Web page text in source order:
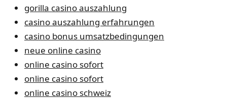
gorilla casino auszahlung
casino auszahlung erfahrungen
casino bonus umsatzbedingungen
neue online casino
online casino sofort
online casino sofort
online casino schweiz